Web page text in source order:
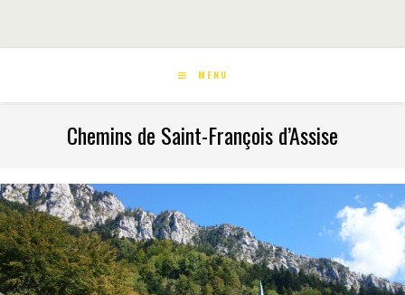
MENU
Chemins de Saint-François d’Assise